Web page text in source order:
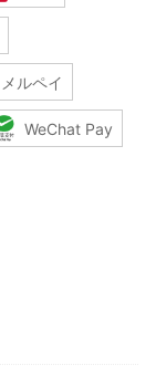
メルペイ
WeChat Pay